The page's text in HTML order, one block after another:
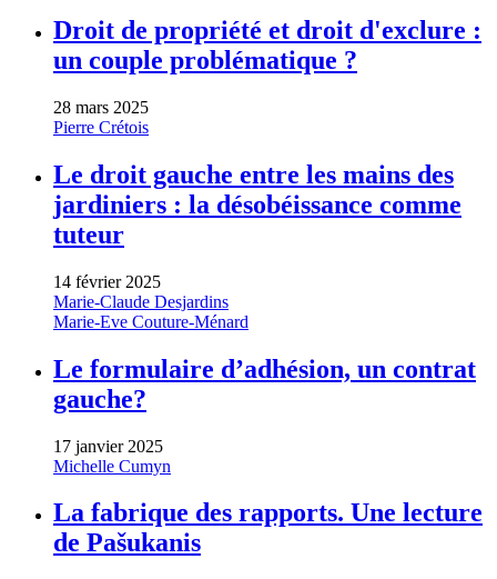
Droit de propriété et droit d'exclure :
un couple problématique ?
28 mars 2025
Pierre Crétois
Le droit gauche entre les mains des
jardiniers : la désobéissance comme
tuteur
14 février 2025
Marie-Claude Desjardins
Marie-Eve Couture-Ménard
Le formulaire d’adhésion, un contrat
gauche?
17 janvier 2025
Michelle Cumyn
La fabrique des rapports. Une lecture
de Pašukanis